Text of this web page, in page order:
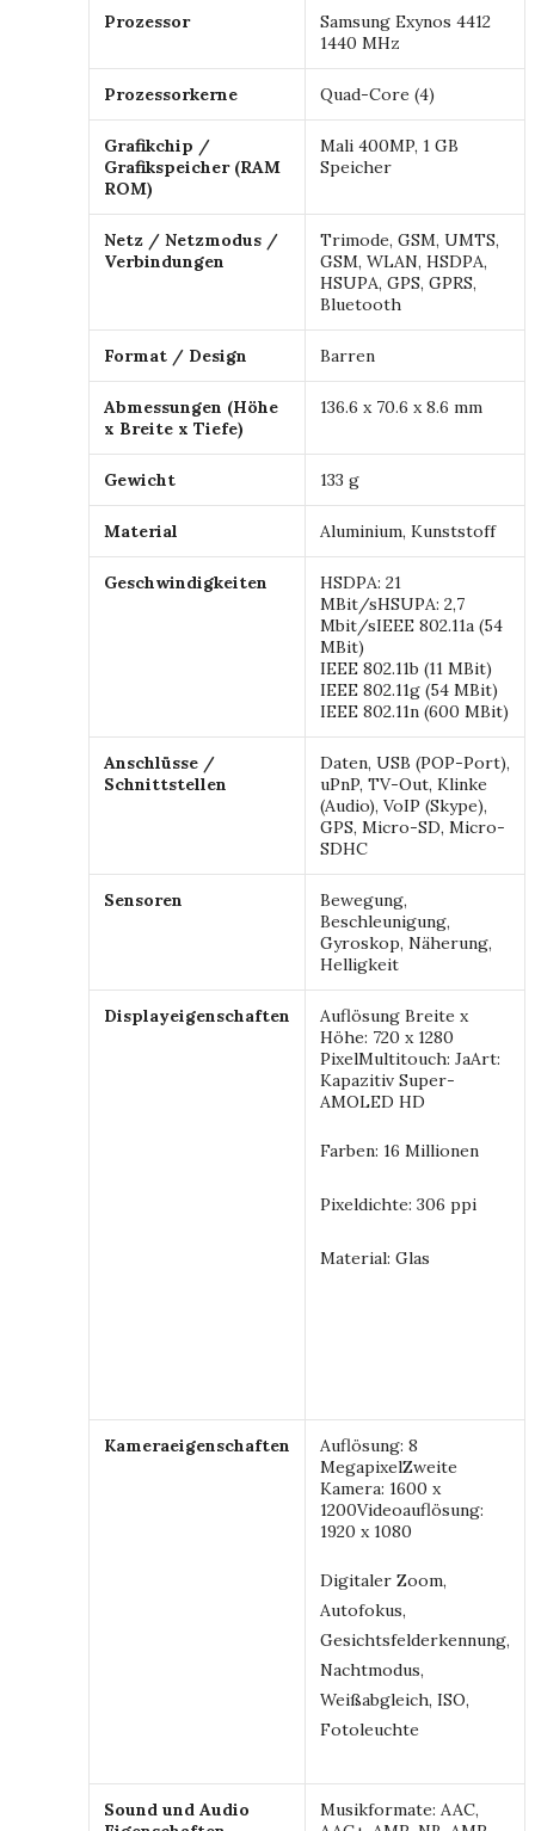
Prozessor
Samsung Exynos 4412
1440 MHz
Prozessorkerne Quad-Core (4)
Grafikchip /
Grafikspeicher (RAM
ROM)
Mali 400MP, 1 GB
Speicher
Netz / Netzmodus /
Verbindungen
Trimode, GSM, UMTS,
GSM, WLAN, HSDPA,
HSUPA, GPS, GPRS,
Bluetooth
Format / Design Barren
Abmessungen (Höhe
x Breite x Tiefe)
136.6 x 70.6 x 8.6 mm
Gewicht 133 g
Material Aluminium, Kunststoff
Geschwindigkeiten
HSDPA: 21
MBit/sHSUPA: 2,7
Mbit/sIEEE 802.11a (54
MBit)
IEEE 802.11b (11 MBit)
IEEE 802.11g (54 MBit)
IEEE 802.11n (600 MBit)
Anschlüsse /
Schnittstellen
Daten, USB (POP-Port),
uPnP, TV-Out, Klinke
(Audio), VoIP (Skype),
GPS, Micro-SD, Micro-
SDHC
Sensoren
Bewegung,
Beschleunigung,
Gyroskop, Näherung,
Helligkeit
Displayeigenschaften
Auflösung Breite x
Höhe: 720 x 1280
PixelMultitouch: JaArt:
Kapazitiv Super-
AMOLED HD
Farben: 16 Millionen
Pixeldichte: 306 ppi
Material: Glas
Kameraeigenschaften
Auflösung: 8
MegapixelZweite
Kamera: 1600 x
1200Videoauflösung:
1920 x 1080
Digitaler Zoom,
Autofokus,
Gesichtsfelderkennung,
Nachtmodus,
Weißabgleich, ISO,
Fotoleuchte
Sound und Audio
Musikformate: AAC,